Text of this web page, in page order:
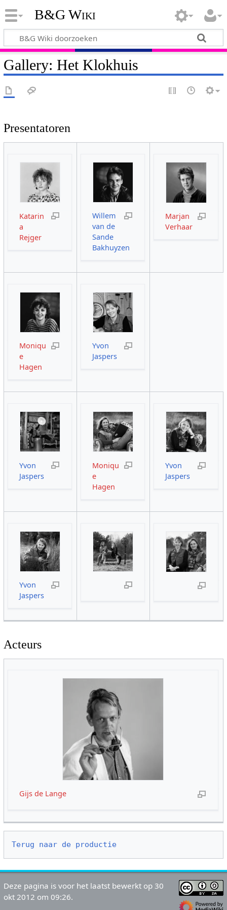
B&G Wiki
Gallery: Het Klokhuis
Presentatoren
Katarin
a
Rejger
Willem
van de
Sande
Bakhuyzen
Marjan
Verhaar
Moniqu
e
Hagen
Yvon
Jaspers
Yvon
Jaspers
Moniqu
e
Hagen
Yvon
Jaspers
Yvon
Jaspers
Acteurs
Gijs de Lange
Terug naar de productie
Deze pagina is voor het laatst bewerkt op 30
okt 2012 om 09:26.